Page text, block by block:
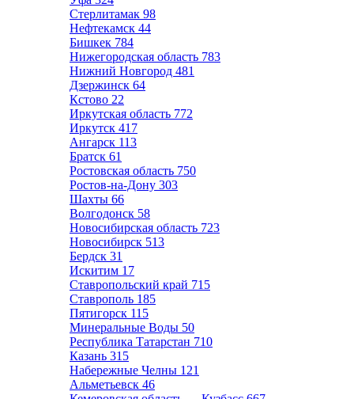
Стерлитамак 98
Нефтекамск 44
Бишкек 784
Нижегородская область 783
Нижний Новгород 481
Дзержинск 64
Кстово 22
Иркутская область 772
Иркутск 417
Ангарск 113
Братск 61
Ростовская область 750
Ростов-на-Дону 303
Шахты 66
Волгодонск 58
Новосибирская область 723
Новосибирск 513
Бердск 31
Искитим 17
Ставропольский край 715
Ставрополь 185
Пятигорск 115
Минеральные Воды 50
Республика Татарстан 710
Казань 315
Набережные Челны 121
Альметьевск 46